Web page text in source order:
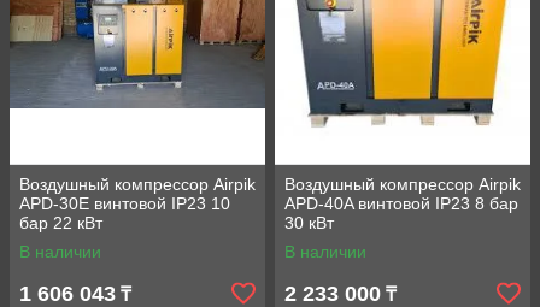
Воздушный компрессор Airpik
APD-30E винтовой IP23 10
бар 22 кВт
В наличии
1 606 043 ₸
Воздушный компрессор Airpik
APD-40A винтовой IP23 8 бар
30 кВт
В наличии
2 233 000 ₸